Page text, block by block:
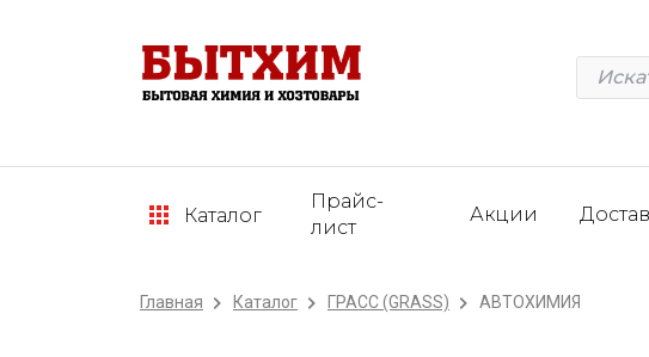
Каталог
Прайс-
лист
Акции
Главная Каталог ГРАСС (GRASS) АВТОХИМИЯ